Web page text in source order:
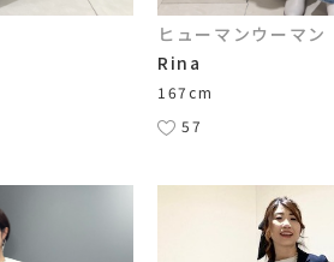
ヒューマンウーマン
Rina
167cm
57